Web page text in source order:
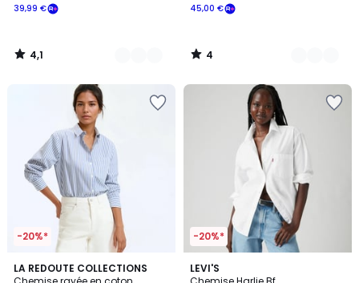
39,99 €
4,1
/
45,00 €
4
/
-20%*
LA REDOUTE COLLECTIONS
4,6
/ 5
2
-20%*
LEVI'S
4,2
/ 5
5